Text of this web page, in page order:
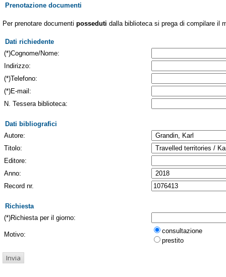
Prenotazione documenti
Per prenotare documenti posseduti dalla biblioteca si prega di compilare il
Dati richiedente
(*)Cognome/Nome:
Indirizzo:
(*)Telefono:
(*)E-mail:
N. Tessera biblioteca:
Dati bibliografici
Autore:
Titolo:
Editore:
Anno:
Record nr.
Richiesta
(*)Richiesta per il giorno:
Motivo:
consultazione
prestito